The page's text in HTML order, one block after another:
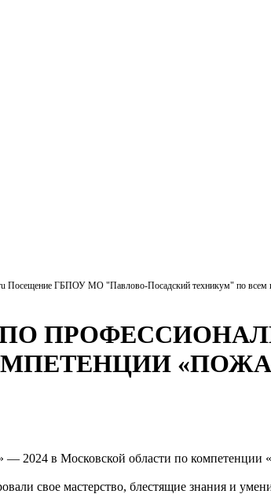
ГБПОУ МО "Павлово-Посадский техникум" по всем
2024 в Московской области по компетенции
свое мастерство, блестящие знания и